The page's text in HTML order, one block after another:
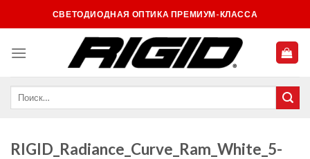
to
СВЕТОДИОДНАЯ ОПТИКА ПРЕМИУМ-КЛАССА
RIGID_Radiance_Curve_Ram_White_5-